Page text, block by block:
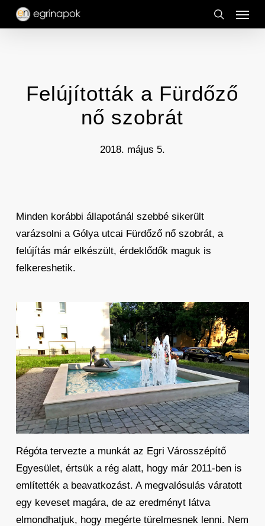
Skip
search
Menu
Felújították a Fürdőző
nő szobrát
2018. május 5.
Minden korábbi állapotánál szebbé sikerült
varázsolni a Gólya utcai Fürdőző nő szobrát, a
felújítás már elkészült, érdeklődők maguk is
felkereshetik.
Régóta tervezte a munkát az Egri Városszépítő
Egyesület, értsük a rég alatt, hogy már 2011-ben is
említették a beavatkozást. A megvalósulás váratott
egy keveset magára, de az eredményt látva
elmondhatjuk, hogy megérte türelmesnek lenni. Nem